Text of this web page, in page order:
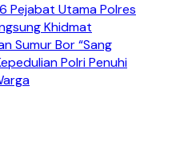
Pejabat Utama Polres
Khidmat
Sumur Bor “Sang
Polri Penuhi